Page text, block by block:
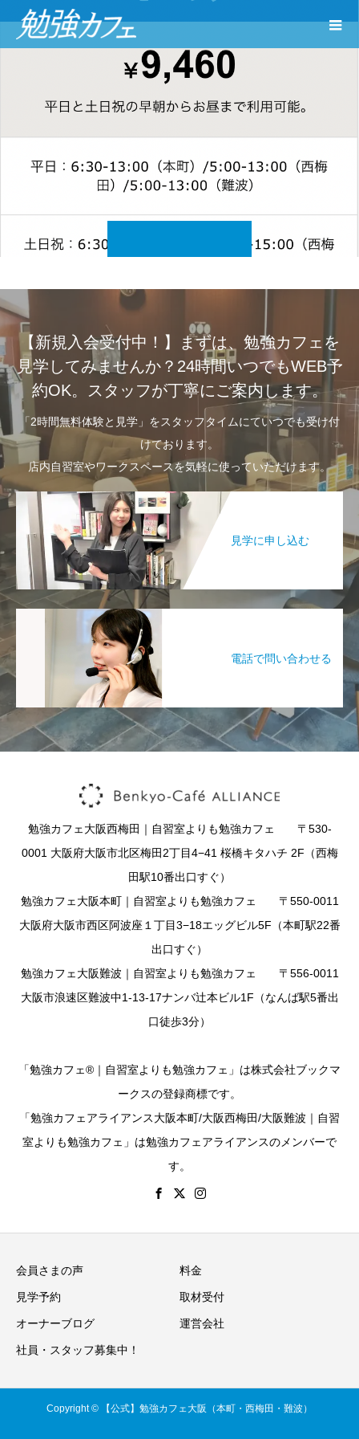
【新規入会受付中！】まずは、勉強カフェを
見学してみませんか？24時間いつでもWEB予
約OK。スタッフが丁寧にご案内します。
「2時間無料体験と見学」をスタッフタイムにていつでも受け付
けております。
店内自習室やワークスペースを気軽に使っていただけます。
見学に申し込む
電話で問い合わせる
勉強カフェ大阪西梅田｜自習室よりも勉強カフェ 〒530-
0001 大阪府大阪市北区梅田2丁目4−41 桜橋キタハチ 2F（西梅
田駅10番出口すぐ）
勉強カフェ大阪本町｜自習室よりも勉強カフェ 〒550-0011
大阪府大阪市西区阿波座１丁目3−18エッグビル5F（本町駅22番
出口すぐ）
勉強カフェ大阪難波｜自習室よりも勉強カフェ 〒556-0011
大阪市浪速区難波中1-13-17ナンバ辻本ビル1F（なんば駅5番出
口徒歩3分）
「勉強カフェ®｜自習室よりも勉強カフェ」は株式会社ブックマ
ークスの登録商標です。
「勉強カフェアライアンス大阪本町/大阪西梅田/大阪難波｜自習
室よりも勉強カフェ」は勉強カフェアライアンスのメンバーで
す。
会員さまの声 料金
見学予約 取材受付
オーナーブログ 運営会社
社員・スタッフ募集中！
Copyright © 【公式】勉強カフェ大阪（本町・西梅田・難波）